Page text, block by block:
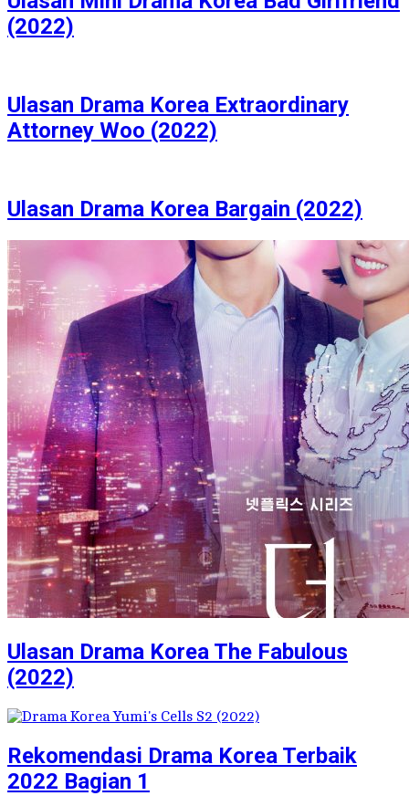
(2022)
Ulasan Drama Korea Extraordinary
Attorney Woo (2022)
Ulasan Drama Korea Bargain (2022)
Ulasan Drama Korea The Fabulous
(2022)
Rekomendasi Drama Korea Terbaik
2022 Bagian 1